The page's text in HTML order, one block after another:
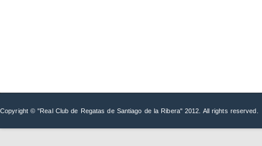
Copyright © "Real Club de Regatas de Santiago de la Ribera" 2012. All rights reserved.